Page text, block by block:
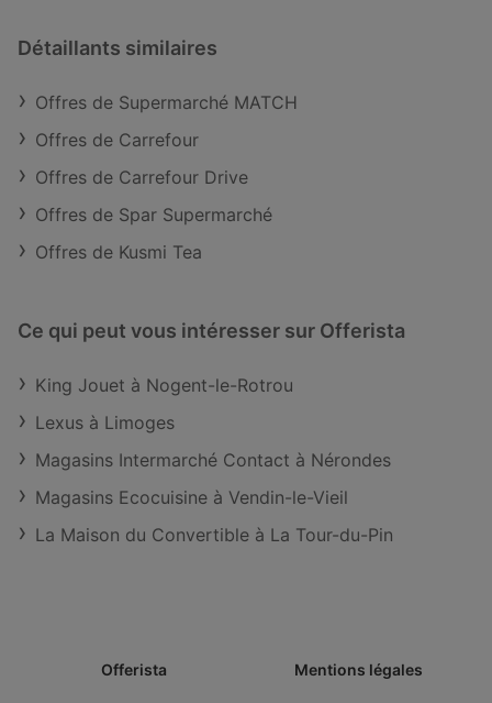
Détaillants similaires
Offres de Supermarché MATCH
Offres de Carrefour
Offres de Carrefour Drive
Offres de Spar Supermarché
Offres de Kusmi Tea
Ce qui peut vous intéresser sur Offerista
King Jouet à Nogent-le-Rotrou
Lexus à Limoges
Magasins Intermarché Contact à Nérondes
Magasins Ecocuisine à Vendin-le-Vieil
La Maison du Convertible à La Tour-du-Pin
Offerista Mentions légales